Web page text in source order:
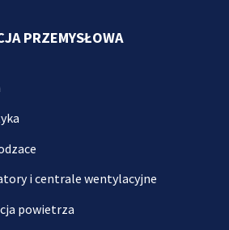
PRZEMYSŁOWA
i centrale wentylacyjne
powietrza